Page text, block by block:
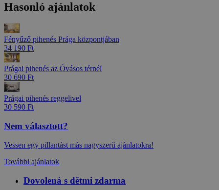
Hasonló ajánlatok
Fényűző pihenés Prága központjában
34 190 Ft
Prágai pihenés az Óvásos térnél
30 690 Ft
Prágai pihenés reggelivel
30 590 Ft
Nem választott?
Vessen egy pillantást más nagyszerű ajánlatokra!
További ajánlatok
Dovolená s dětmi zdarma